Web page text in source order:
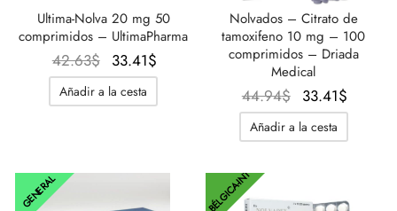
Ultima-Nolva 20 mg 50
comprimidos – UltimaPharma
42.63$
El
precio
original
33.41$
Añadir a la cesta
Nolvados – Citrato de
tamoxifeno 10 mg – 100
comprimidos – Driada
Medical
44.94$
El
precio
original
33.41$
Añadir a la cesta
GENERAL BÉLGICA-INT